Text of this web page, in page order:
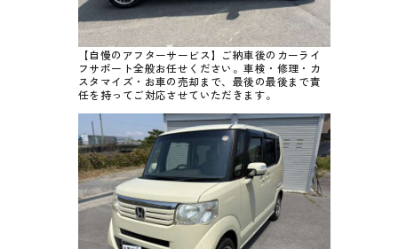
【自慢のアフターサービス】ご納車後のカーライ
フサポート全般お任せください。車検・修理・カ
スタマイズ・お車の売却まで、最後の最後まで責
任を持ってご対応させていただきます。